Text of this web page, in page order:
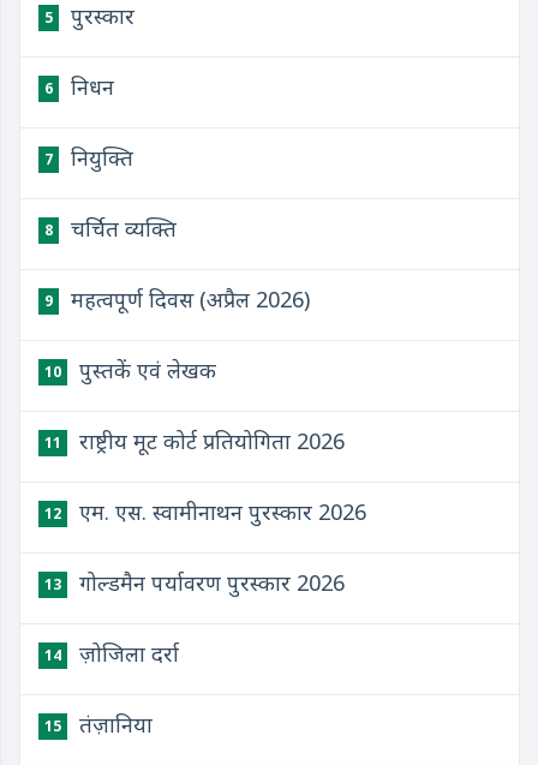
5 पुरस्कार
6 निधन
7 नियुक्ति
8 चर्चित व्यक्ति
9 महत्वपूर्ण दिवस (अप्रैल 2026)
10 पुस्तकें एवं लेखक
11 राष्ट्रीय मूट कोर्ट प्रतियोगिता 2026
12 एम. एस. स्वामीनाथन पुरस्कार 2026
13 गोल्डमैन पर्यावरण पुरस्कार 2026
14 ज़ोजिला दर्रा
15 तंज़ानिया